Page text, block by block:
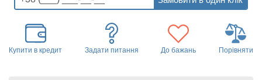
Купити в кредит Задати питання До бажань Порівняти